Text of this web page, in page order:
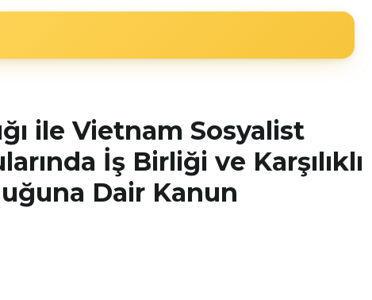
ile Vietnam Sosyalist
İş Birliği ve Karşılıklı
Dair Kanun